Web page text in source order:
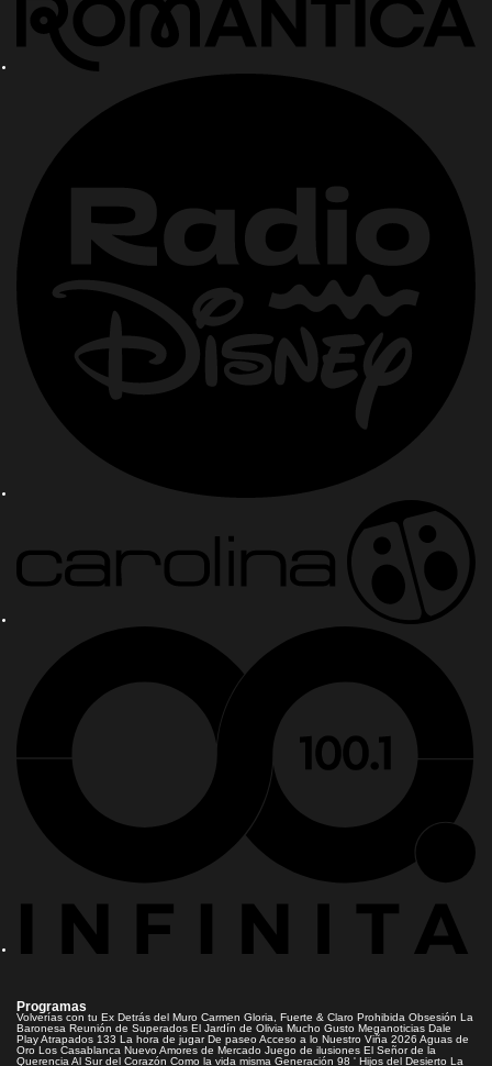
Programas
Volverías con tu Ex Detrás del Muro Carmen Gloria, Fuerte & Claro Prohibida Obsesión La
Baronesa Reunión de Superados El Jardín de Olivia Mucho Gusto Meganoticias Dale
PlayAtrapados 133 La hora de jugar De paseoAcceso a lo Nuestro Viña 2026 Aguas de
Oro Los Casablanca Nuevo Amores de Mercado Juego de ilusiones El Señor de la
Querencia Al Sur del Corazón Como la vida misma Generación 98 ' Hijos del Desierto La